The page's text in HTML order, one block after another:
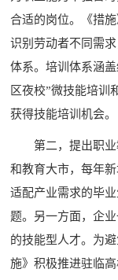
合适的岗位。《措
识别劳动者不同需
体系。培训体系涵
区夜校”微技能培训
获得技能培训机会。
第二，提出职
和教育大市，每年
适配产业需求的毕
题。另一方面，企
的技能型人才。为
施》积极推进驻临